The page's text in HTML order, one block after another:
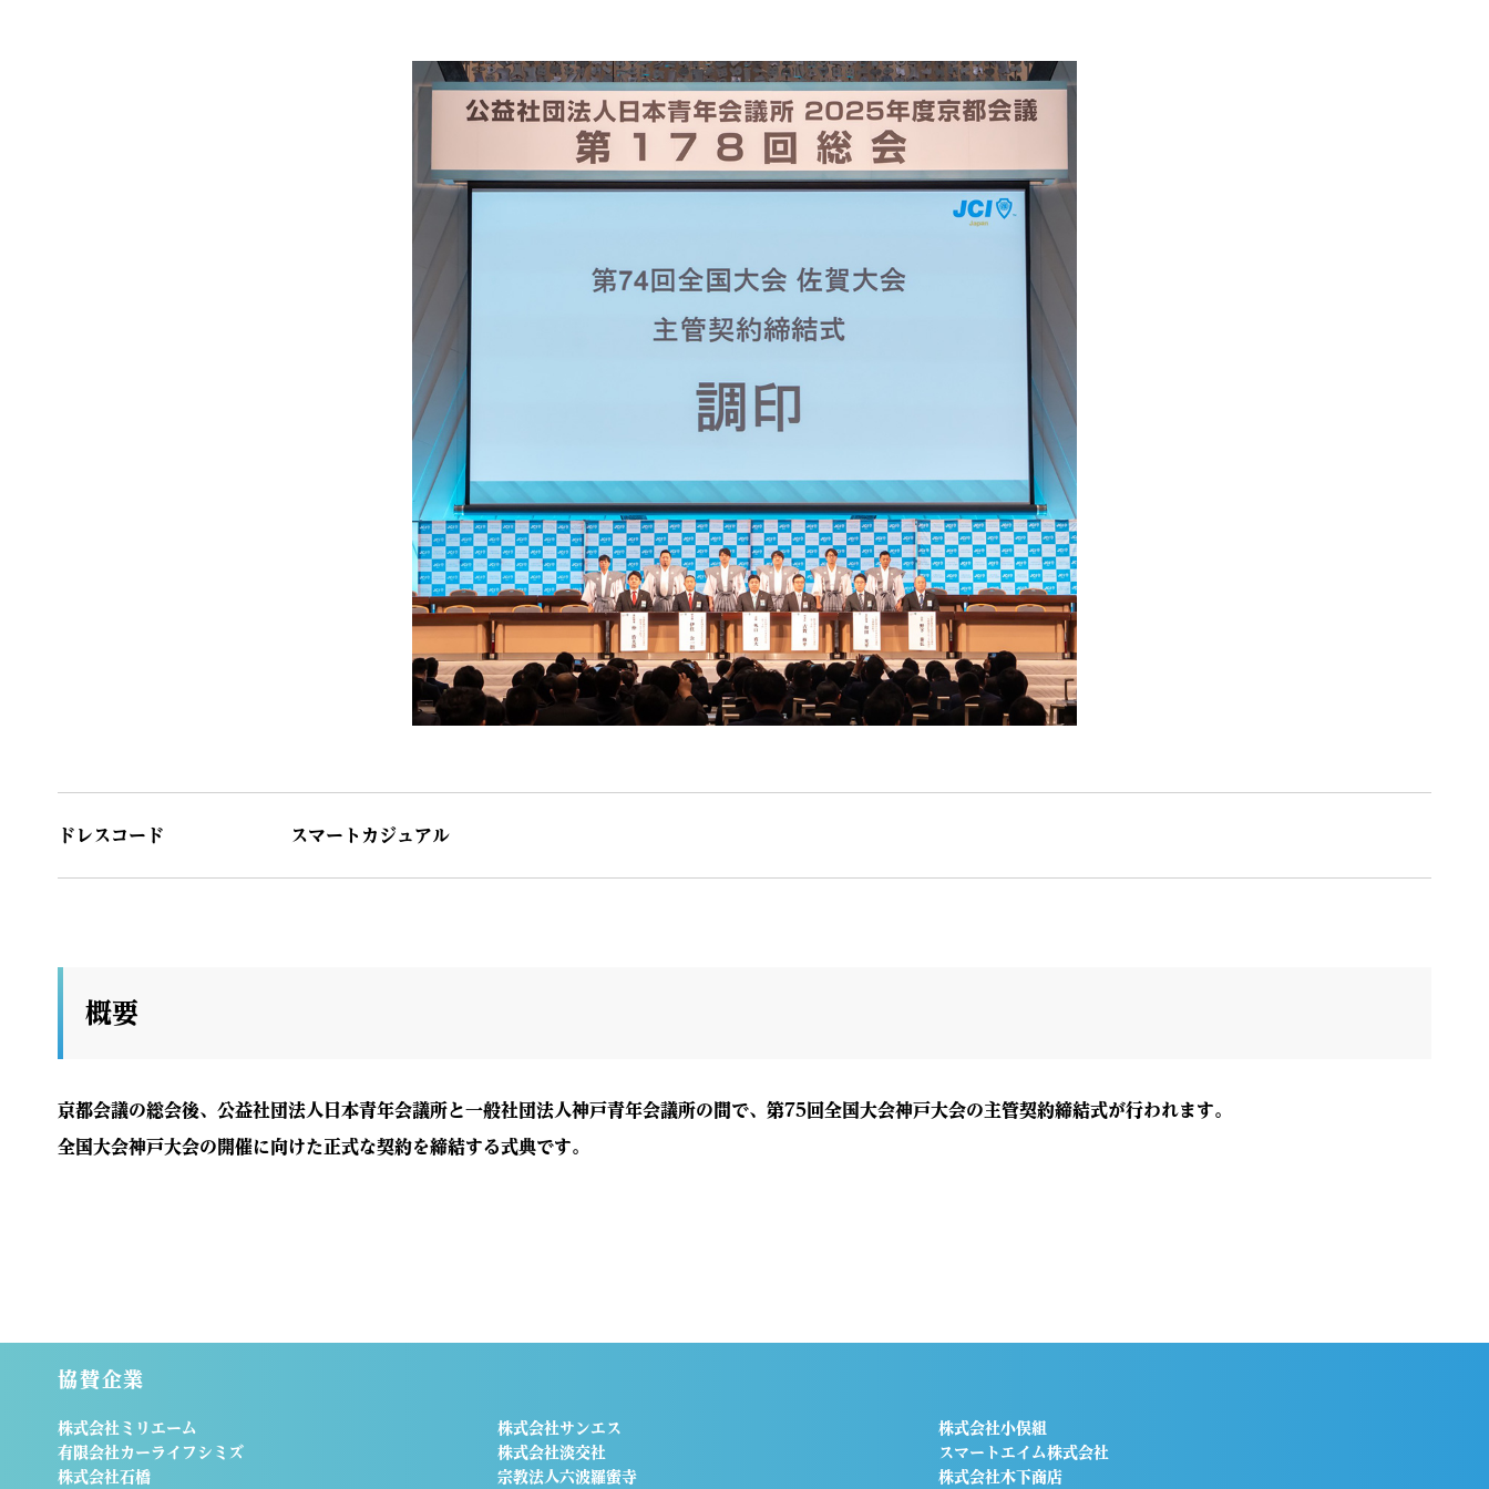
ドレスコード スマートカジュアル
概要
京都会議の総会後、公益社団法人日本青年会議所と一般社団法人神戸青年会議所の間で、第75回全国大会神戸大会の主管契約締結式が行われます。
全国大会神戸大会の開催に向けた正式な契約を締結する式典です。
協賛企業
株式会社ミリエーム 株式会社サンエス
株式会社小俣組
有限会社カーライフシミズ
株式会社淡交社
スマートエイム株式会社
株式会社石橋
宗教法人六波羅蜜寺 株式会社木下商店